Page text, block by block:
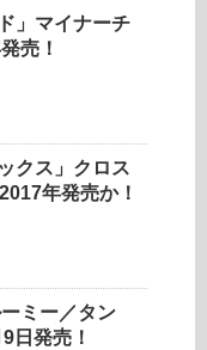
」マイナーチ
売！
クス」クロス
年発売か！
ミー／タン
日発売！